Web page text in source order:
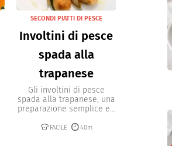
SECONDI PIATTI DI PESCE
Involtini di pesce
spada alla
trapanese
Gli involtini di pesce
spada alla trapanese, una
preparazione semplice e...
FACILE 40m